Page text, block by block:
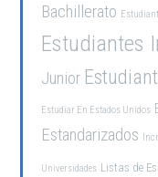
Bachillerato
Estudiantes
Junior
Estudiar En Estados Unidos
Estandarizados
Universidades Listas de